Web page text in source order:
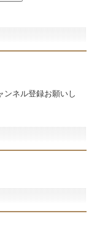
ンネル登録お願いし